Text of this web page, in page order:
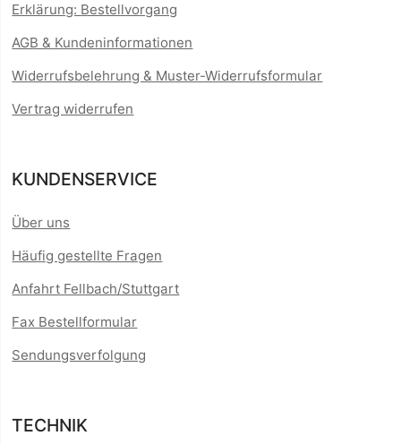
Erklärung: Bestellvorgang
AGB & Kundeninformationen
Widerrufsbelehrung & Muster-Widerrufsformular
Vertrag widerrufen
KUNDENSERVICE
Über uns
Häufig gestellte Fragen
Anfahrt Fellbach/Stuttgart
Fax Bestellformular
Sendungsverfolgung
TECHNIK